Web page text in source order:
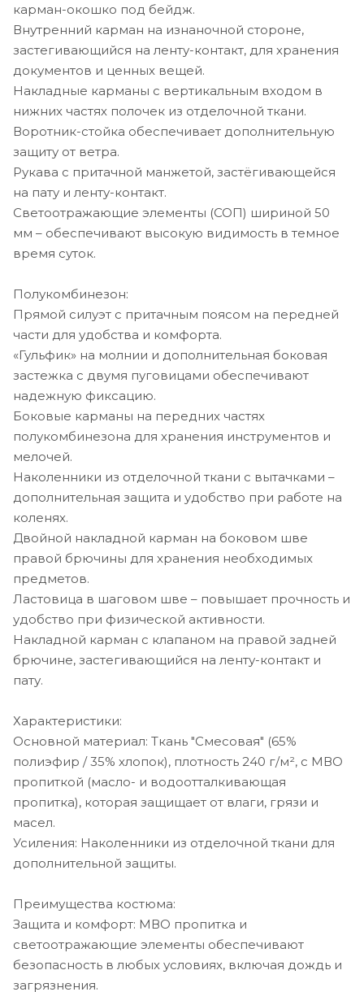
карман-окошко под бейдж.
Внутренний карман на изнаночной стороне,
застегивающийся на ленту-контакт, для хранения
документов и ценных вещей.
Накладные карманы с вертикальным входом в
нижних частях полочек из отделочной ткани.
Воротник-стойка обеспечивает дополнительную
защиту от ветра.
Рукава с притачной манжетой, застёгивающейся
на пату и ленту-контакт.
Светоотражающие элементы (СОП) шириной 50
мм – обеспечивают высокую видимость в темное
время суток.
Полукомбинезон:
Прямой силуэт с притачным поясом на передней
части для удобства и комфорта.
«Гульфик» на молнии и дополнительная боковая
застежка с двумя пуговицами обеспечивают
надежную фиксацию.
Боковые карманы на передних частях
полукомбинезона для хранения инструментов и
мелочей.
Наколенники из отделочной ткани с вытачками –
дополнительная защита и удобство при работе на
коленях.
Двойной накладной карман на боковом шве
правой брючины для хранения необходимых
предметов.
Ластовица в шаговом шве – повышает прочность и
удобство при физической активности.
Накладной карман с клапаном на правой задней
брючине, застегивающийся на ленту-контакт и
пату.
Характеристики:
Основной материал: Ткань "Смесовая" (65%
полиэфир / 35% хлопок), плотность 240 г/м², с МВО
пропиткой (масло- и водоотталкивающая
пропитка), которая защищает от влаги, грязи и
масел.
Усиления: Наколенники из отделочной ткани для
дополнительной защиты.
Преимущества костюма:
Защита и комфорт: МВО пропитка и
светоотражающие элементы обеспечивают
безопасность в любых условиях, включая дождь и
загрязнения.